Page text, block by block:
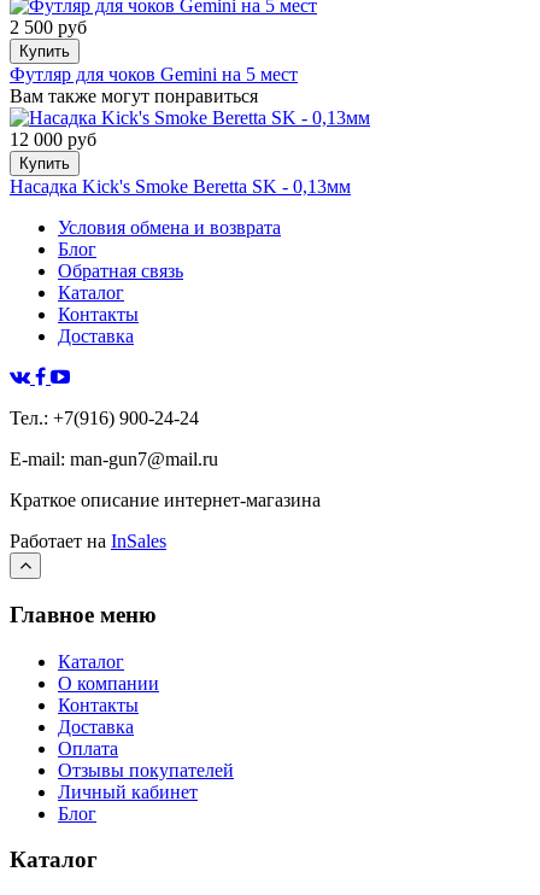
2 500 руб
Купить
Футляр для чоков Gemini на 5 мест
Вам также могут понравиться
12 000 руб
Купить
Насадка Kick's Smoke Beretta SK - 0,13мм
Условия обмена и возврата
Блог
Обратная связь
Каталог
Контакты
Доставка
Тел.: +7(916) 900-24-24
E-mail: man-gun7@mail.ru
Краткое описание интернет-магазина
Работает на InSales
Главное меню
Каталог
О компании
Контакты
Доставка
Оплата
Отзывы покупателей
Личный кабинет
Блог
Каталог